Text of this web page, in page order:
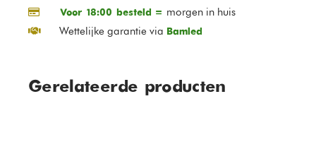
Voor 18:00 besteld = morgen in huis
Wettelijke garantie via Bamled
Gerelateerde producten